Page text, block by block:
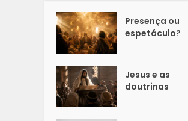
Presença ou
espetáculo?
Jesus e as
doutrinas